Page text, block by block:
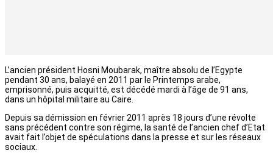
L’ancien président Hosni Moubarak, maître absolu de l’Egypte
pendant 30 ans, balayé en 2011 par le Printemps arabe,
emprisonné, puis acquitté, est décédé mardi à l’âge de 91 ans,
dans un hôpital militaire au Caire.
Depuis sa démission en février 2011 après 18 jours d’une révolte
sans précédent contre son régime, la santé de l’ancien chef d’Etat
avait fait l’objet de spéculations dans la presse et sur les réseaux
sociaux.